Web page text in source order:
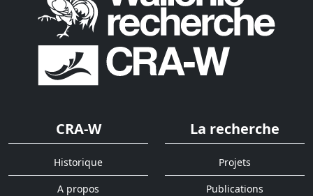
CRA-W
Historique
A propos
La recherche
Projets
Publications